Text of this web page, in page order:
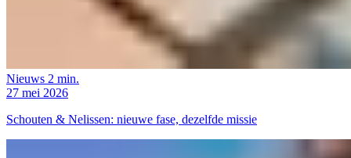
Nieuws 2 min.
27 mei 2026
Schouten & Nelissen: nieuwe fase, dezelfde missie